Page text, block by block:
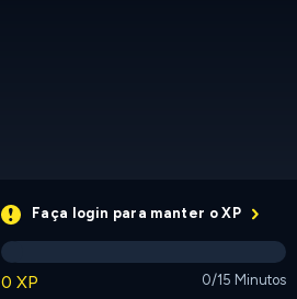
Faça login para manter o XP
0 XP 0/15 Minutos